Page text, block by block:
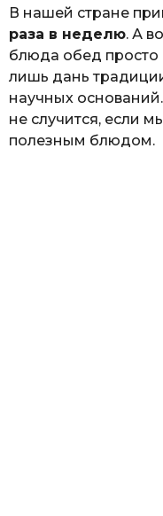
В нашей стране
раза в неделю. А
блюда обед
лишь дань
научных
не случится, если
полезным блюдом.